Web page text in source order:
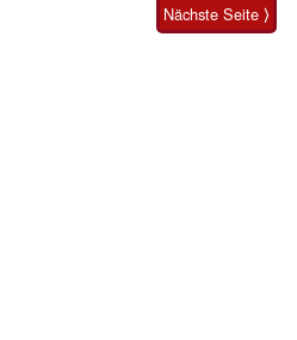
Nächste Seite ⟩